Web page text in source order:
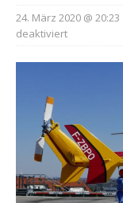
24. März 2020 @ 20:23
deaktiviert